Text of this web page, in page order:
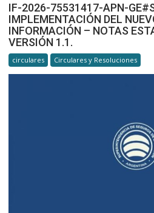
IF-2026-75531417-APN-
IMPLEMENTACIÓN DEL
INFORMACIÓN – NOTAS
VERSIÓN 1.1.
circulares Circulares y Resoluciones